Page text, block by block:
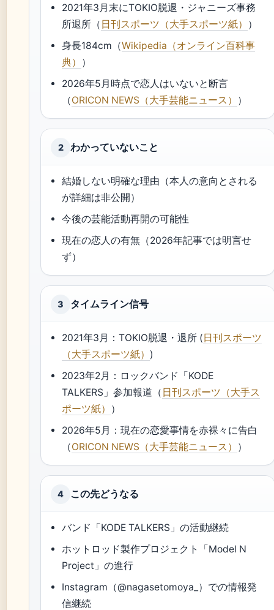
2021年3月末にTOKIO脱退・ジャニーズ事務
所退所（ 日刊スポーツ（大手スポーツ紙） ）
身長184cm（Wikipedia（オンライン百科事
典） ）
2026年5月時点で恋人はいないと断言
（ORICON NEWS（大手芸能ニュース） ）
2 わかっていないこと
結婚しない明確な理由（本人の意向とされる
が詳細は非公開）
今後の芸能活動再開の可能性
現在の恋人の有無（2026年記事では明言せ
ず）
3 タイムライン信号
2021年3月：TOKIO脱退・退所 (日刊スポーツ
（大手スポーツ紙） )
2023年2月：ロックバンド「KODE
TALKERS」参加報道（ 日刊スポーツ（大手ス
ポーツ紙） ）
2026年5月：現在の恋愛事情を赤裸々に告白
（ORICON NEWS（大手芸能ニュース） ）
4 この先どうなる
バンド「KODE TALKERS」の活動継続
ホットロッド製作プロジェクト「Model N
Project」の進行
Instagram（@nagasetomoya_）での情報発
信継続